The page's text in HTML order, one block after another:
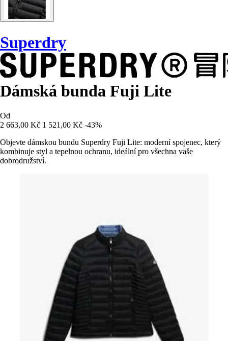
Superdry
Dámská bunda Fuji Lite
Od
2 663,00 Kč 1 521,00 Kč -43%
Objevte dámskou bundu Superdry Fuji Lite: moderní spojenec, který
kombinuje styl a tepelnou ochranu, ideální pro všechna vaše
dobrodružství.